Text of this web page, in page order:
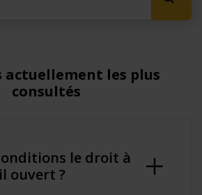
actuellement les plus
consultés
le droit à
ouvert ?